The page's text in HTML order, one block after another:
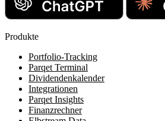
Produkte
Portfolio-Tracking
Parqet Terminal
Dividendenkalender
Integrationen
Parqet Insights
Finanzrechner